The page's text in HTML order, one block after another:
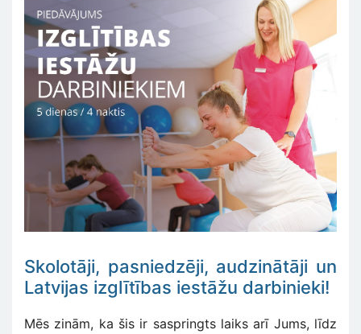
Skolotāji, pasniedzēji, audzinātāji un
Latvijas izglītības iestāžu darbinieki!
Mēs zinām, ka šis ir saspringts laiks arī Jums, līdz